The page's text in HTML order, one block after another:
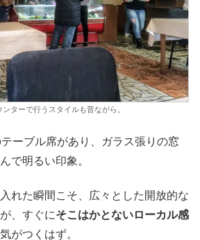
ターで行うスタイルも昔ながら。
ーブル席があり、ガラス張りの窓
で明るい印象。
れた瞬間こそ、広々とした開放的な
、すぐにそこはかとないローカル感
がつくはず。